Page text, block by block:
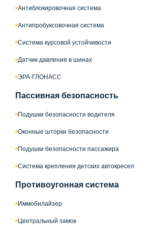
Антиблокировочная система
Антипробуксовочная система
Система курсовой устойчивости
Датчик давления в шинах
ЭРА-ГЛОНАСС
Пассивная безопасность
Подушки безопасности водителя
Оконные шторки безопасности
Подушки безопасности пассажира
Система крепления детских автокресел
Противоугонная система
Иммобилайзер
Центральный замок